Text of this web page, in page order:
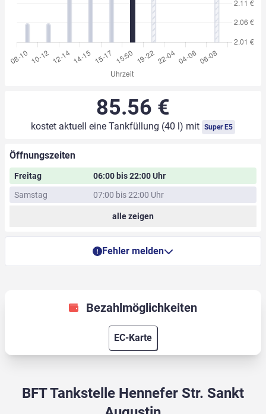
85.56 €
kostet aktuell eine Tankfüllung (40 l) mit Super E5
Öffnungszeiten
Freitag
06:00 bis 22:00 Uhr
Samstag
07:00 bis 22:00 Uhr
alle zeigen
Fehler melden
Bezahlmöglichkeiten
EC-Karte
BFT Tankstelle Hennefer Str. Sankt